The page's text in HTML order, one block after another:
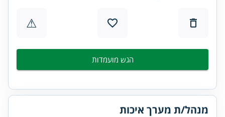
⚠
הגש מועמדות
מנהל/ת מערך איכות